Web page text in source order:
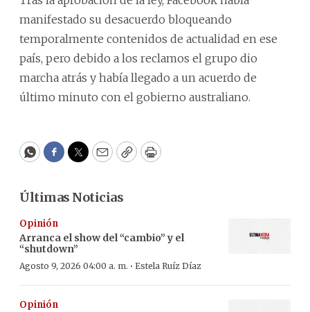
manifestado su desacuerdo bloqueando
temporalmente contenidos de actualidad en ese
país, pero debido a los reclamos el grupo dio
marcha atrás y había llegado a un acuerdo de
último minuto con el gobierno australiano.
WhatsApp
Facebook
Twitter
EmailCopyPrint
Últimas Noticias
Opinión
Arranca el show del “cambio” y el
“shutdown”
Agosto 9, 2026 04:00 a. m. · Estela Ruíz Díaz
Opinión